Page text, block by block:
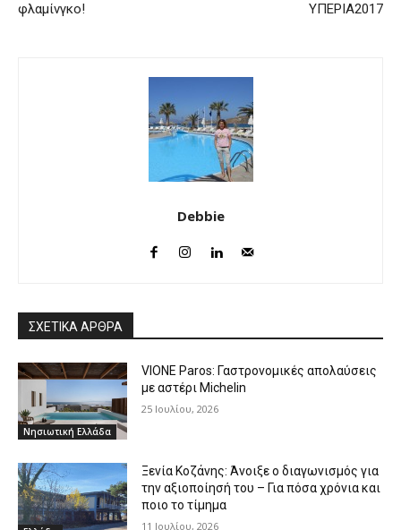
φλαμίνγκο!
ΥΠΕΡΙΑ2017
Debbie
ΣΧΕΤΙΚΑ ΑΡΘΡΑ
Νησιωτική Ελλάδα
VIONE Paros: Γαστρονομικές απολαύσεις
με αστέρι Michelin
25 Ιουλίου, 2026
Ξενία Κοζάνης: Άνοιξε ο διαγωνισμός για
την αξιοποίησή του – Για πόσα χρόνια και
ποιο το τίμημα
11 Ιουλίου, 2026